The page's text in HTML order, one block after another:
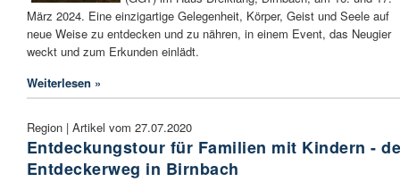
März 2024. Eine einzigartige Gelegenheit, Körper, Geist und Seele auf
neue Weise zu entdecken und zu nähren, in einem Event, das Neugier
weckt und zum Erkunden einlädt.
Weiterlesen »
Region | Artikel vom 27.07.2020
Entdeckungstour für Familien mit Kindern -
Entdeckerweg in Birnbach